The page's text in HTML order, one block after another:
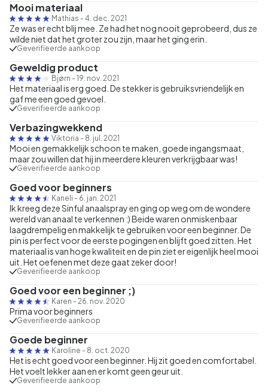
Mooi materiaal
Mathias - 4. dec. 2021
Ze was er echt blij mee. Ze had het nog nooit geprobeerd, dus ze
wilde niet dat het groter zou zijn, maar het ging erin.
Geverifieerde aankoop
Geweldig product
Bjørn - 19. nov. 2021
Het materiaal is erg goed. De stekker is gebruiksvriendelijk en
gaf me een goed gevoel.
Geverifieerde aankoop
Verbazingwekkend
Viktoria - 8. jul. 2021
Mooi en gemakkelijk schoon te maken, goede ingangsmaat,
maar zou willen dat hij in meerdere kleuren verkrijgbaar was!
Geverifieerde aankoop
Goed voor beginners
Kaneli - 6. jan. 2021
Ik kreeg deze Sinful anaalspray en ging op weg om de wondere
wereld van anaal te verkennen :) Beide waren onmiskenbaar
laagdrempelig en makkelijk te gebruiken voor een beginner. De
pin is perfect voor de eerste pogingen en blijft goed zitten. Het
materiaal is van hoge kwaliteit en de pin ziet er eigenlijk heel mooi
uit. Het oefenen met deze gaat zeker door!
Geverifieerde aankoop
Goed voor een beginner ;)
Karen - 26. nov. 2020
Prima voor beginners
Geverifieerde aankoop
Goede beginner
Karoline - 8. oct. 2020
Het is echt goed voor een beginner. Hij zit goed en comfortabel.
Het voelt lekker aan en er komt geen geur uit.
Geverifieerde aankoop